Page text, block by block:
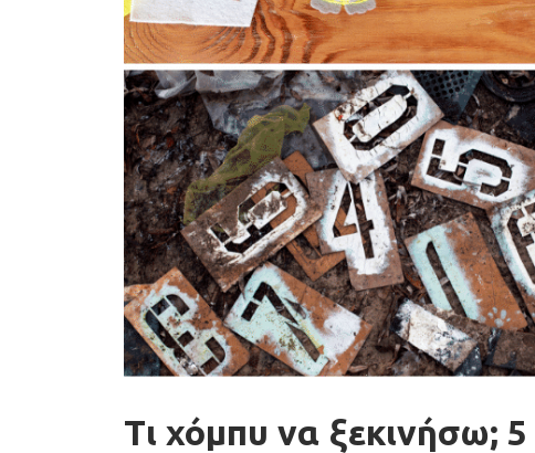
Τι χόμπυ να ξεκινήσω; 5